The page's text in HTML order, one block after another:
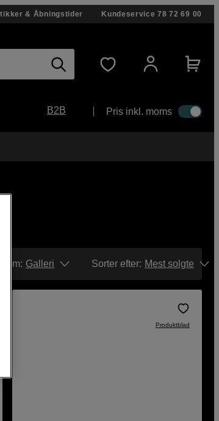
& Åbningstider Kundeservice 78 72 69 00
B2B Pris inkl. moms
Galleri Sorter efter: Mest solgte
Produktblad